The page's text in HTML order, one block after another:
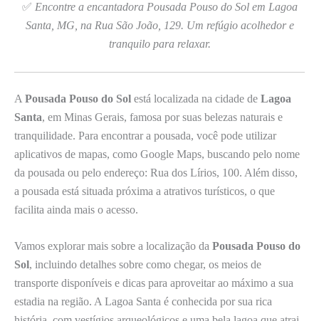
✅ Encontre a encantadora Pousada Pouso do Sol em Lagoa
Santa, MG, na Rua São João, 129. Um refúgio acolhedor e
tranquilo para relaxar.
A Pousada Pouso do Sol está localizada na cidade de Lagoa
Santa, em Minas Gerais, famosa por suas belezas naturais e
tranquilidade. Para encontrar a pousada, você pode utilizar
aplicativos de mapas, como Google Maps, buscando pelo nome
da pousada ou pelo endereço: Rua dos Lírios, 100. Além disso,
a pousada está situada próxima a atrativos turísticos, o que
facilita ainda mais o acesso.
Vamos explorar mais sobre a localização da Pousada Pouso do
Sol, incluindo detalhes sobre como chegar, os meios de
transporte disponíveis e dicas para aproveitar ao máximo a sua
estadia na região. A Lagoa Santa é conhecida por sua rica